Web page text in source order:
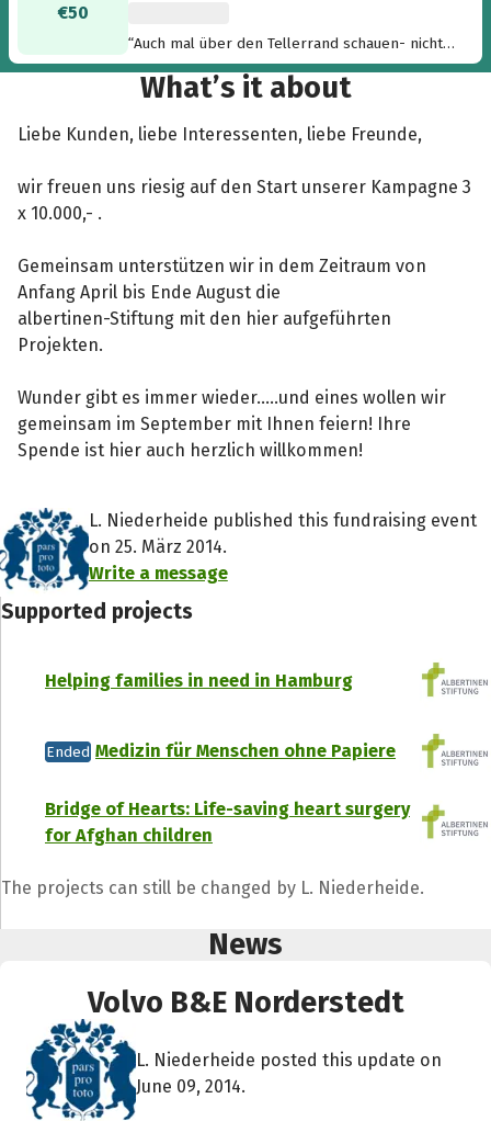
€50
“Auch mal über den Tellerrand schauen- nicht
nur in seiner eigenen Welt leben- sehen wer
noch so da ist und unsere Hilfe braucht!!
DABEI*** ”
What’s it about
Liebe Kunden, liebe Interessenten, liebe Freunde,
wir freuen uns riesig auf den Start unserer Kampagne 3
x 10.000,- .
Gemeinsam unterstützen wir in dem Zeitraum von
Anfang April bis Ende August die
albertinen-Stiftung mit den hier aufgeführten
Projekten.
Wunder gibt es immer wieder.....und eines wollen wir
gemeinsam im September mit Ihnen feiern! Ihre
Spende ist hier auch herzlich willkommen!
L. Niederheide published this fundraising event
on 25. März 2014.
Write a message
Supported projects
Helping families in need in Hamburg
Ended Medizin für Menschen ohne Papiere
Bridge of Hearts: Life-saving heart surgery
for Afghan children
The projects can still be changed by L. Niederheide.
News
Volvo B&E Norderstedt
L. Niederheide posted this update on
June 09, 2014.